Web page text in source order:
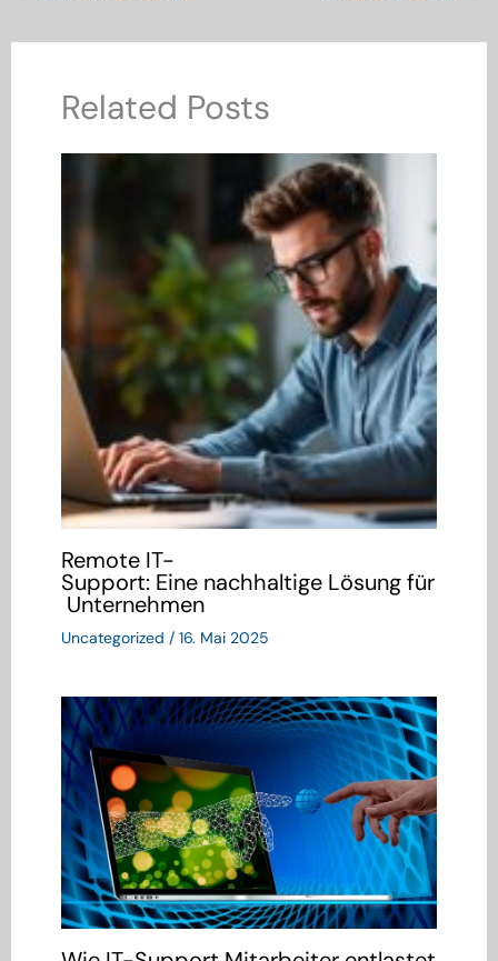
Related Posts
Remote IT-
Support: Eine nachhaltige Lösung für
Unternehmen
Uncategorized / 16. Mai 2025